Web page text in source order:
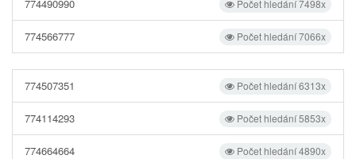
Počet hledání 7498x
774490990
Počet hledání 7066x
774566777
Počet hledání 6313x
774507351
Počet hledání 5853x
774114293
Počet hledání 4890x
774664664